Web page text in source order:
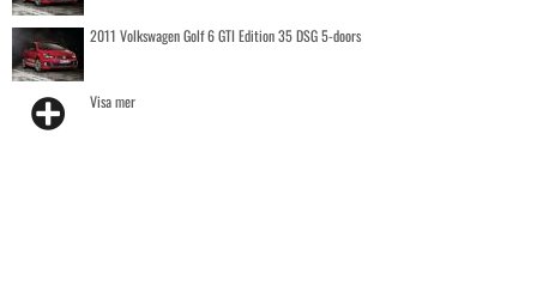
2011 Volkswagen Golf 6 GTI Edition 35 DSG 5-doors
Visa mer